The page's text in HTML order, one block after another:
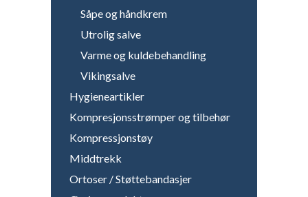
Såpe og håndkrem
Utrolig salve
Varme og kuldebehandling
Vikingsalve
Hygieneartikler
Kompresjonsstrømper og tilbehør
Kompressjonstøy
Middtrekk
Ortoser / Støttebandasjer